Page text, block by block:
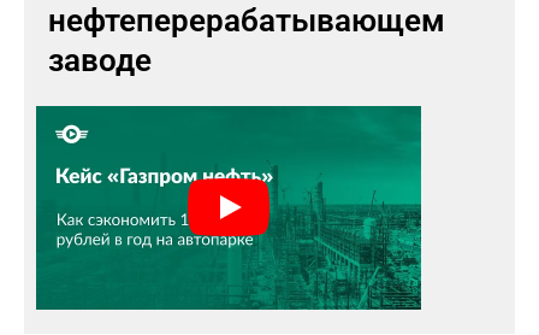
нефтеперерабатывающем
заводе